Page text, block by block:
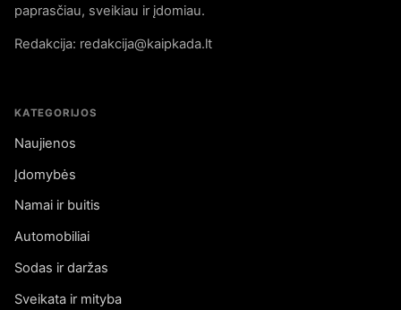
paprasčiau, sveikiau ir įdomiau.
Redakcija: redakcija@kaipkada.lt
KATEGORIJOS
Naujienos
Įdomybės
Namai ir buitis
Automobiliai
Sodas ir daržas
Sveikata ir mityba